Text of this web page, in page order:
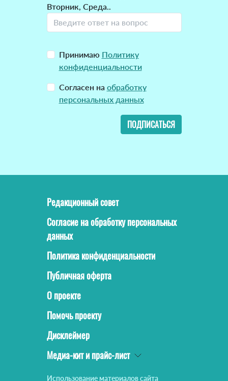
Вторник, Среда..
Принимаю Политику
конфиденциальности
Согласен на обработку
персональных данных
ПОДПИСАТЬСЯ
Редакционный совет
Согласие на обработку персональных
данных
Политика конфиденциальности
Публичная оферта
О проекте
Помочь проекту
Дисклеймер
Медиа-кит и прайс-лист
Использование материалов сайта